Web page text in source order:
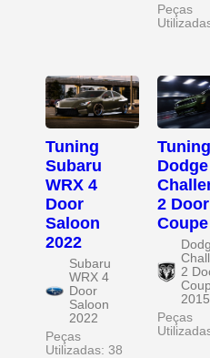
Peças
Tuning
Subaru
WRX 4
Door
Saloon
2022
Subaru
WRX 4
Door
Saloon
2022
Peças
Utilizadas: 38
Tuning
Dodge
2 Door
2
2015
Peças